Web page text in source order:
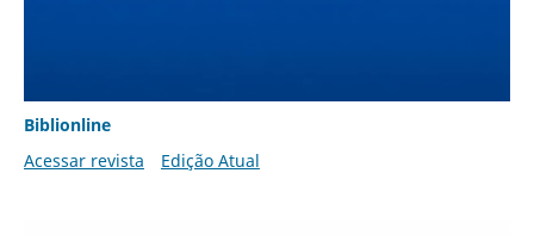
Biblionline
Acessar revista
Edição Atual